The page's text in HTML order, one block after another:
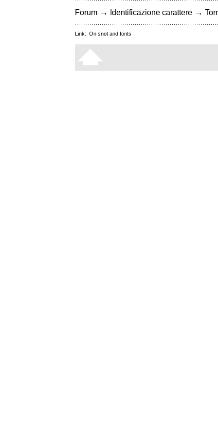
Forum → Identificazione carattere →
Link: On snot and fonts